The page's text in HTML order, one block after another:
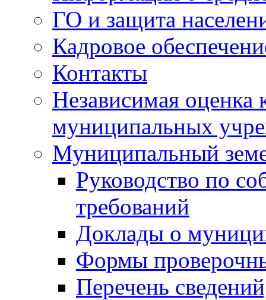
ГО и защита
Кадровое
Контакты
Независимая оценка
муниципальных
Муниципальный
Руководство по
требований
Доклады о
Формы
Перечень